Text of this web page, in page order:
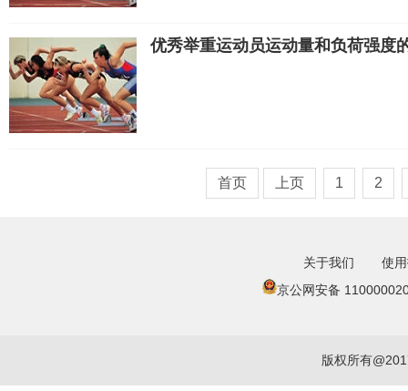
优秀举重运动员运动量和负荷强度
首页 上页 1 2
关于我们
使
京公网安备
版权所有